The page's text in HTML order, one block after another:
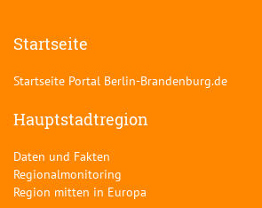
Startseite
Startseite Portal Berlin-Brandenburg.de
Hauptstadtregion
Daten und Fakten
Regionalmonitoring
Region mitten in Europa